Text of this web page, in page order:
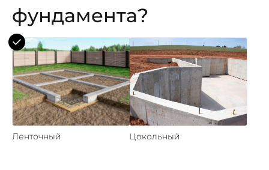
фундамента?
Ленточный Цокольный